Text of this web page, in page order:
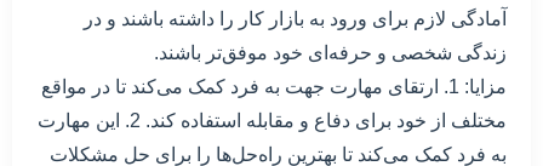
آمادگی لازم برای ورود به بازار کار را داشته باشند و در
زندگی شخصی و حرفه‌ای خود موفق‌تر باشند.
مزایا: 1. ارتقای مهارت جهت به فرد کمک می‌کند تا در مواقع
مختلف از خود برای دفاع و مقابله استفاده کند. 2. این مهارت
به فرد کمک می‌کند تا بهترین راه‌حل‌ها را برای حل مشکلات